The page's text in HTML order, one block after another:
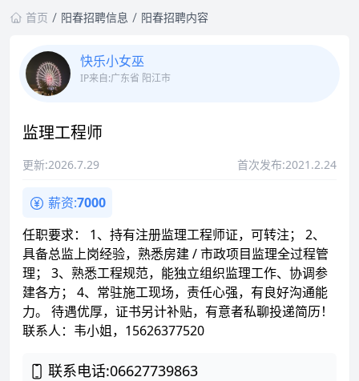
首页 阳春招聘信息 阳春招聘内容
快乐小女巫
IP来自:广东省 阳江市
监理工程师
更新:2026.7.29 首次发布:2021.2.24
薪资:7000
任职要求： 1、持有注册监理工程师证，可转注； 2、
具备总监上岗经验，熟悉房建 / 市政项目监理全过程管
理； 3、熟悉工程规范，能独立组织监理工作、协调参
建各方； 4、常驻施工现场，责任心强，有良好沟通能
力。 待遇优厚，证书另计补贴，有意者私聊投递简历！
联系人：韦小姐，15626377520
联系电话:06627739863